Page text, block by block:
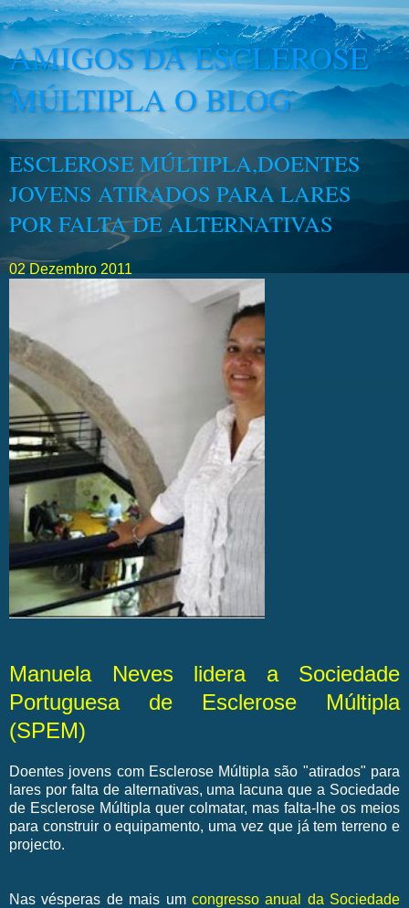
AMIGOS DA ESCLEROSE
MÚLTIPLA O BLOG
ESCLEROSE MÚLTIPLA,DOENTES
JOVENS ATIRADOS PARA LARES
POR FALTA DE ALTERNATIVAS
02 Dezembro 2011
Manuela Neves lidera a Sociedade
Portuguesa de Esclerose Múltipla
(SPEM)
Doentes jovens com Esclerose Múltipla são "atirados" para
lares por falta de alternativas, uma lacuna que a Sociedade
de Esclerose Múltipla quer colmatar, mas falta-lhe os meios
para construir o equipamento, uma vez que já tem terreno e
projecto.
Nas vésperas de mais um congresso anual da Sociedade